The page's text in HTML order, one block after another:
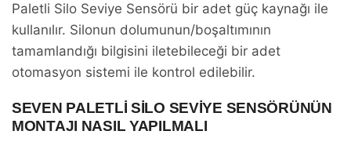
Paletli Silo Seviye Sensörü bir adet güç kaynağı ile
kullanılır. Silonun dolumunun/boşaltımının
tamamlandığı bilgisini iletebileceği bir adet
otomasyon sistemi ile kontrol edilebilir.
SEVEN PALETLI SILO SEVIYE SENSÖRÜNÜN
MONTAJI NASIL YAPILMALI